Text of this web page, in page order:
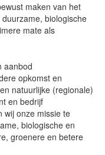
maken van het
biologische
mate als
aanbod
opkomst en
natuurlijke (regionale)
en bedrijf
wij onze missie te
biologische en
groenere en betere